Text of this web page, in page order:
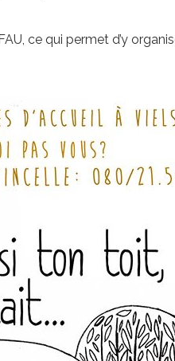
ce qui permet d’y